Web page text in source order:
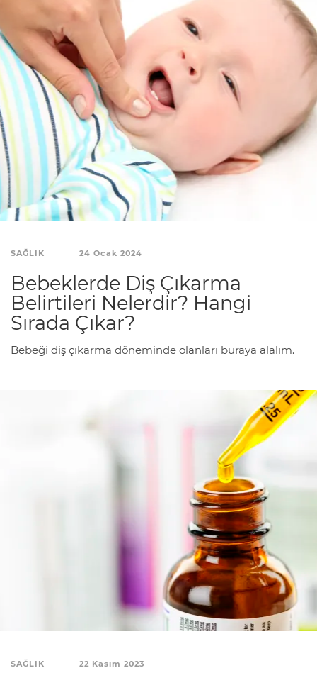
SAĞLIK 24 Ocak 2024
Bebeklerde Diş Çıkarma
Belirtileri Nelerdir? Hangi
Sırada Çıkar?
Bebeği diş çıkarma döneminde olanları buraya alalım.
SAĞLIK 22 Kasım 2023